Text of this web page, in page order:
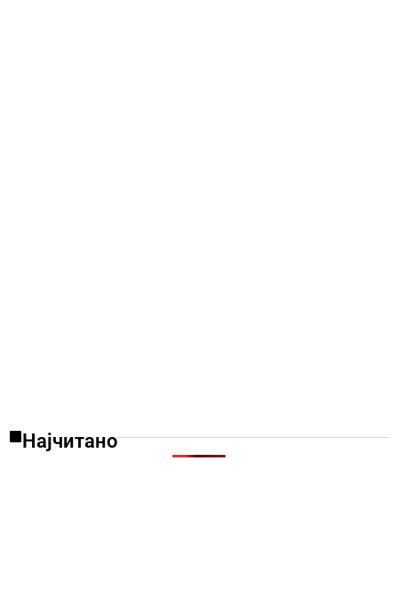
Најчитано